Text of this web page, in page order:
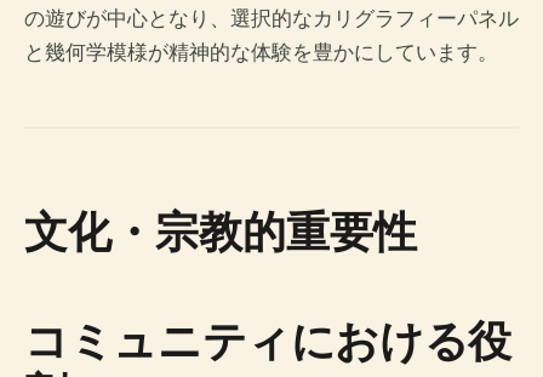
の遊びが中心となり、選択的なカリグラフィーパネル
と幾何学模様が精神的な体験を豊かにしています。
文化・宗教的重要性
コミュニティにおける役